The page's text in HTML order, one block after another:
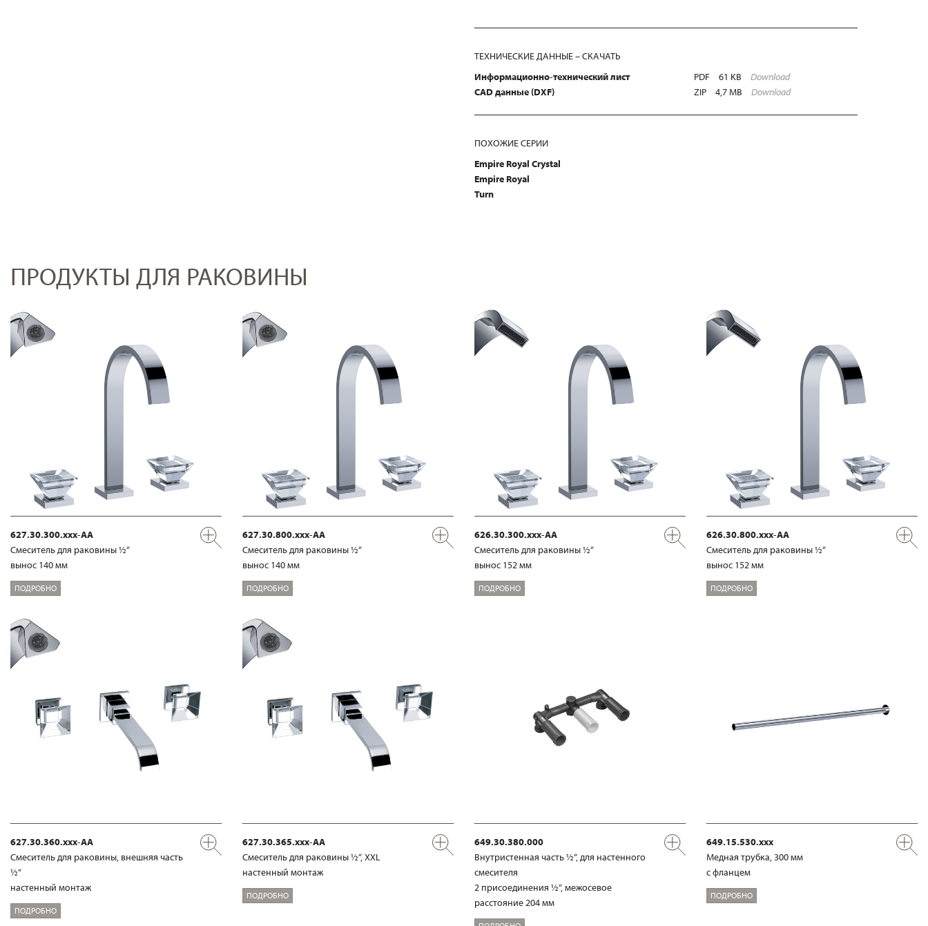
ТЕХНИЧЕСКИЕ ДАННЫЕ – СКАЧАТЬ
Информационно-технический лист
PDF 61 KB
Download
CAD данные (DXF)
ZIP 4,7 MB Download
ПОХОЖИЕ СЕРИИ
Empire Royal Crystal
Empire Royal
Turn
ПРОДУКТЫ ДЛЯ РАКОВИНЫ
627.30.300.xxx-AA
Смеситель для раковины ½“
вынос 140 мм
ПОДРОБНО
627.30.800.xxx-AA
Смеситель для раковины ½“
вынос 140 мм
ПОДРОБНО
626.30.300.xxx-AA
Смеситель для раковины ½“
вынос 152 мм
ПОДРОБНО
626.30.800.xxx-AA
Смеситель для раковины ½“
вынос 152 мм
ПОДРОБНО
627.30.360.xxx-AA
Смеситель для раковины, внешняя часть
½“
настенный монтаж
ПОДРОБНО
627.30.365.xxx-AA
Смеситель для раковины ½“, XXL
настенный монтаж
ПОДРОБНО
649.30.380.000
Внутристенная часть ½“, для настенного
смесителя
2 присоединения ½“, межосевое
расстояние 204 мм
649.15.530.xxx
Медная трубка, 300 мм
с фланцем
ПОДРОБНО